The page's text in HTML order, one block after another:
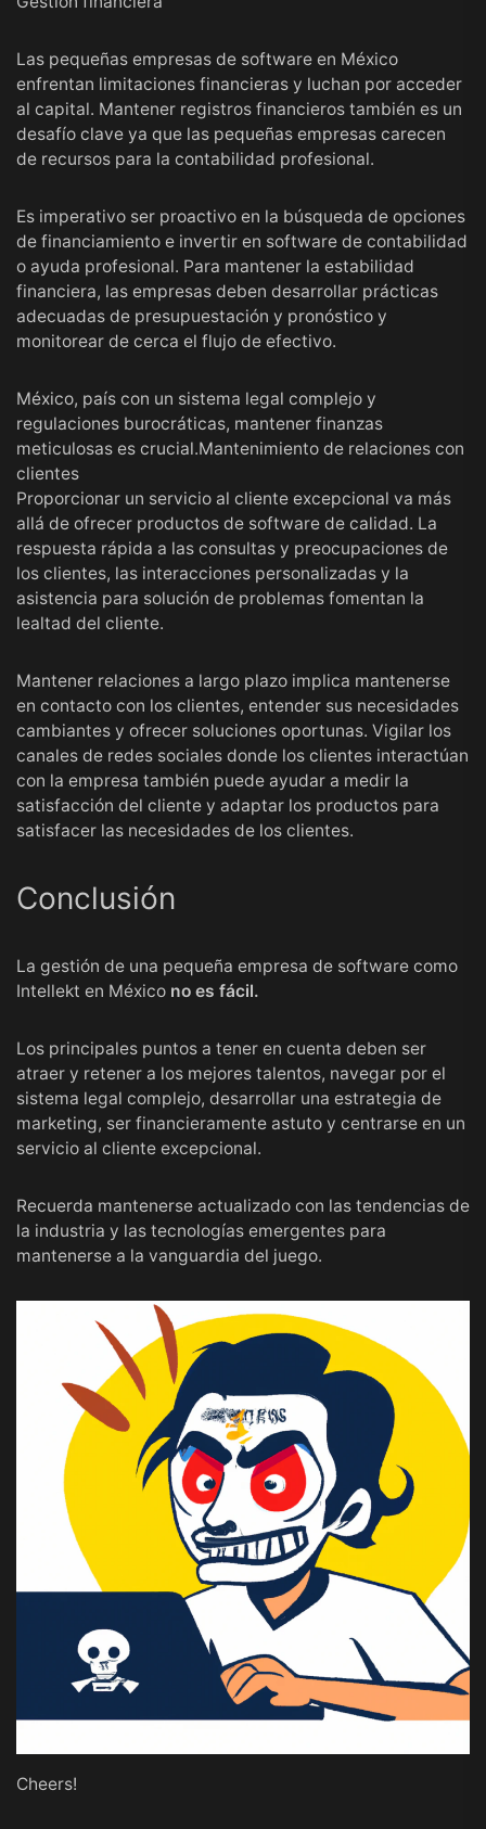
Las pequeñas empresas de software en México
enfrentan limitaciones financieras y luchan por acceder
al capital. Mantener registros financieros también es un
desafío clave ya que las pequeñas empresas carecen
de recursos para la contabilidad profesional.
Es imperativo ser proactivo en la búsqueda de opciones
de financiamiento e invertir en software de contabilidad
o ayuda profesional. Para mantener la estabilidad
financiera, las empresas deben desarrollar prácticas
adecuadas de presupuestación y pronóstico y
monitorear de cerca el flujo de efectivo.
México, país con un sistema legal complejo y
regulaciones burocráticas, mantener finanzas
meticulosas es crucial.Mantenimiento de relaciones con
clientes
Proporcionar un servicio al cliente excepcional va más
allá de ofrecer productos de software de calidad. La
respuesta rápida a las consultas y preocupaciones de
los clientes, las interacciones personalizadas y la
asistencia para solución de problemas fomentan la
lealtad del cliente.
Mantener relaciones a largo plazo implica mantenerse
en contacto con los clientes, entender sus necesidades
cambiantes y ofrecer soluciones oportunas. Vigilar los
canales de redes sociales donde los clientes interactúan
con la empresa también puede ayudar a medir la
satisfacción del cliente y adaptar los productos para
satisfacer las necesidades de los clientes.
Conclusión
La gestión de una pequeña empresa de software como
Intellekt en México no es fácil.
Los principales puntos a tener en cuenta deben ser
atraer y retener a los mejores talentos, navegar por el
sistema legal complejo, desarrollar una estrategia de
marketing, ser financieramente astuto y centrarse en un
servicio al cliente excepcional.
Recuerda mantenerse actualizado con las tendencias de
la industria y las tecnologías emergentes para
mantenerse a la vanguardia del juego.
Cheers!